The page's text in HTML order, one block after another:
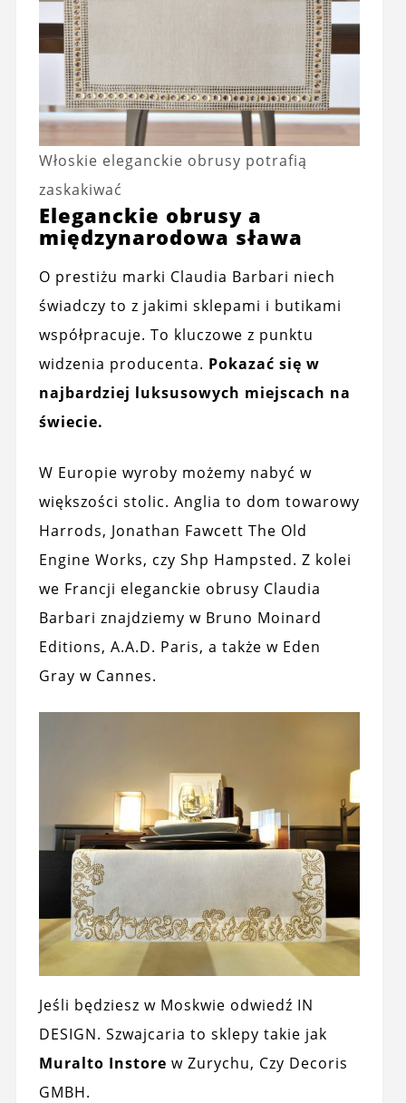
Włoskie eleganckie obrusy potrafią
zaskakiwać
Eleganckie obrusy a
międzynarodowa sława
O prestiżu marki Claudia Barbari niech
świadczy to z jakimi sklepami i butikami
współpracuje. To kluczowe z punktu
widzenia producenta. Pokazać się w
najbardziej luksusowych miejscach na
świecie.
W Europie wyroby możemy nabyć w
większości stolic. Anglia to dom towarowy
Harrods, Jonathan Fawcett The Old
Engine Works, czy Shp Hampsted. Z kolei
we Francji eleganckie obrusy Claudia
Barbari znajdziemy w Bruno Moinard
Editions, A.A.D. Paris, a także w Eden
Gray w Cannes.
Jeśli będziesz w Moskwie odwiedź IN
DESIGN. Szwajcaria to sklepy takie jak
Muralto Instore w Zurychu, Czy Decoris
GMBH.